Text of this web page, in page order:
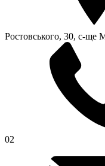
Ростовського, 30, с-ще
02